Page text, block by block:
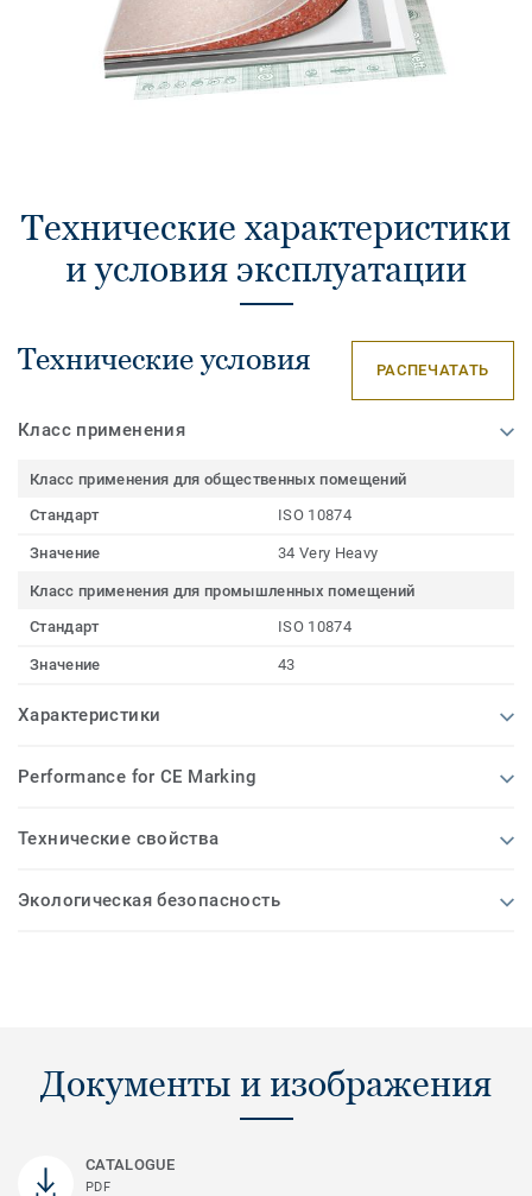
Технические характеристики
и условия эксплуатации
Технические условия РАСПЕЧАТАТЬ
Класс применения
Класс применения для общественных помещений
Стандарт
ISO 10874
Значение 34 Very Heavy
Класс применения для промышленных помещений
Стандарт
ISO 10874
Значение 43
Характеристики
Performance for CE Marking
Технические свойства
Экологическая безопасность
Документы и изображения
CATALOGUE
PDF